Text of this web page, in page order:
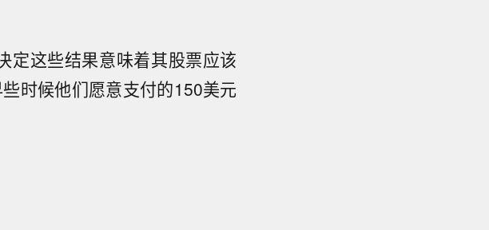
定这些结果意味着其股票应该
时候他们愿意支付的150美元